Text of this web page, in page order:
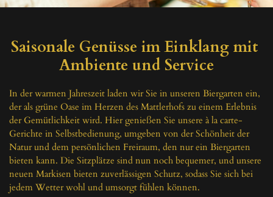
Saisonale Genüsse im Einklang mit
Ambiente und Service
In der warmen Jahreszeit laden wir Sie in unseren Biergarten ein,
der als grüne Oase im Herzen des Mattlerhofs zu einem Erlebnis
der Gemütlichkeit wird. Hier genießen Sie unsere à la carte-
Gerichte in Selbstbedienung, umgeben von der Schönheit der
Natur und dem persönlichen Freiraum, den nur ein Biergarten
bieten kann. Die Sitzplätze sind nun noch bequemer, und unsere
neuen Markisen bieten zuverlässigen Schutz, sodass Sie sich bei
jedem Wetter wohl und umsorgt fühlen können.